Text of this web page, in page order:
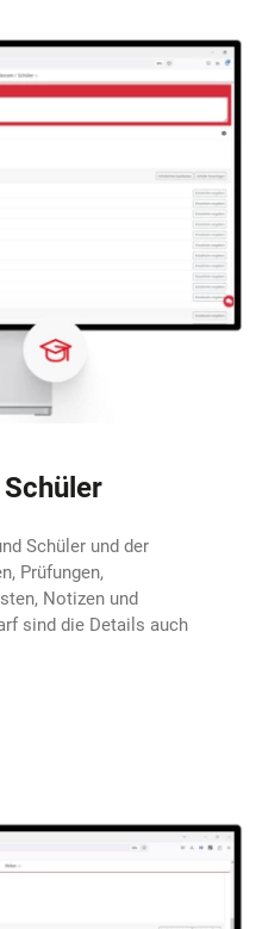
Schüler und der
Prüfungen,
Notizen und
sind die Details auch